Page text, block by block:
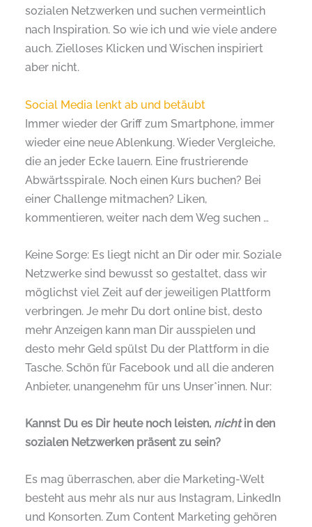
sozialen Netzwerken und suchen vermeintlich
nach Inspiration. So wie ich und wie viele andere
auch. Zielloses Klicken und Wischen inspiriert
aber nicht.
Social Media lenkt ab und betäubt
Immer wieder der Griff zum Smartphone, immer
wieder eine neue Ablenkung. Wieder Vergleiche,
die an jeder Ecke lauern. Eine frustrierende
Abwärtsspirale. Noch einen Kurs buchen? Bei
einer Challenge mitmachen? Liken,
kommentieren, weiter nach dem Weg suchen …
Keine Sorge: Es liegt nicht an Dir oder mir. Soziale
Netzwerke sind bewusst so gestaltet, dass wir
möglichst viel Zeit auf der jeweiligen Plattform
verbringen. Je mehr Du dort online bist, desto
mehr Anzeigen kann man Dir ausspielen und
desto mehr Geld spülst Du der Plattform in die
Tasche. Schön für Facebook und all die anderen
Anbieter, unangenehm für uns Unser*innen. Nur:
Kannst Du es Dir heute noch leisten, nichtin den
sozialen Netzwerken präsent zu sein?
Es mag überraschen, aber die Marketing-Welt
besteht aus mehr als nur aus Instagram, LinkedIn
und Konsorten. Zum Content Marketing gehören